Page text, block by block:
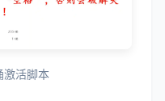
激活脚本